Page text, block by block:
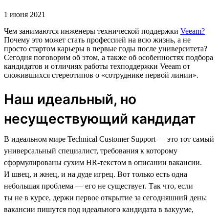
1 июня 2021
Чем занимаются инженеры технической поддержки Veeam?
Почему это может стать профессией на всю жизнь, а не
просто стартом карьеры в первые годы после университета?
Сегодня поговорим об этом, а также об особенностях подбора
кандидатов и отличиях работы техподдержки Veeam от
сложившихся стереотипов о «сотруднике первой линии».
Наш идеальный, но
несуществующий кандидат
В идеальном мире Technical Customer Support — это тот самый
универсальный специалист, требования к которому
сформулированы сухим HR-текстом в описании вакансии.
И швец, и жнец, и на дуде игрец. Вот только есть одна
небольшая проблема — его не существует. Так что, если
ты не в курсе, держи первое открытие за сегодняшний день:
вакансии пишутся под идеального кандидата в вакууме,